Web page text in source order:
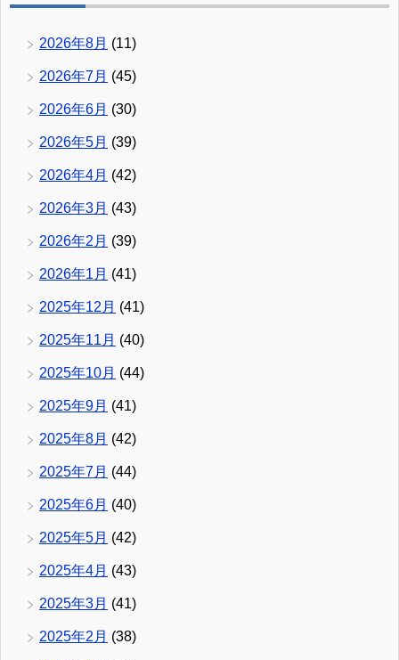
2026年8月 (11)
2026年7月 (45)
2026年6月 (30)
2026年5月 (39)
2026年4月 (42)
2026年3月 (43)
2026年2月 (39)
2026年1月 (41)
2025年12月 (41)
2025年11月 (40)
2025年10月 (44)
2025年9月 (41)
2025年8月 (42)
2025年7月 (44)
2025年6月 (40)
2025年5月 (42)
2025年4月 (43)
2025年3月 (41)
2025年2月 (38)